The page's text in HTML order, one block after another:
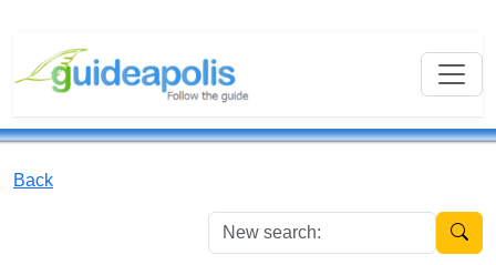
Back
New